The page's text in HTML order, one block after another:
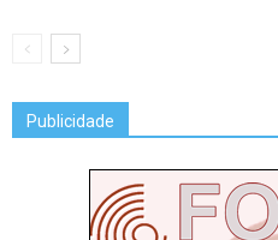
Publicidade